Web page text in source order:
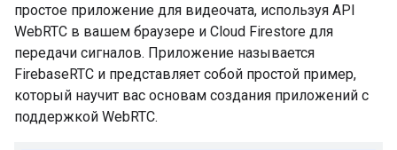
простое приложение для видеочата, используя API
WebRTC в вашем браузере и Cloud Firestore для
передачи сигналов. Приложение называется
FirebaseRTC и представляет собой простой пример,
который научит вас основам создания приложений с
поддержкой WebRTC.